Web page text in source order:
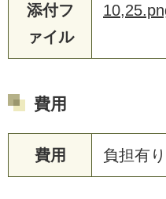
添付フ
ァイル
費用
費用 負担有